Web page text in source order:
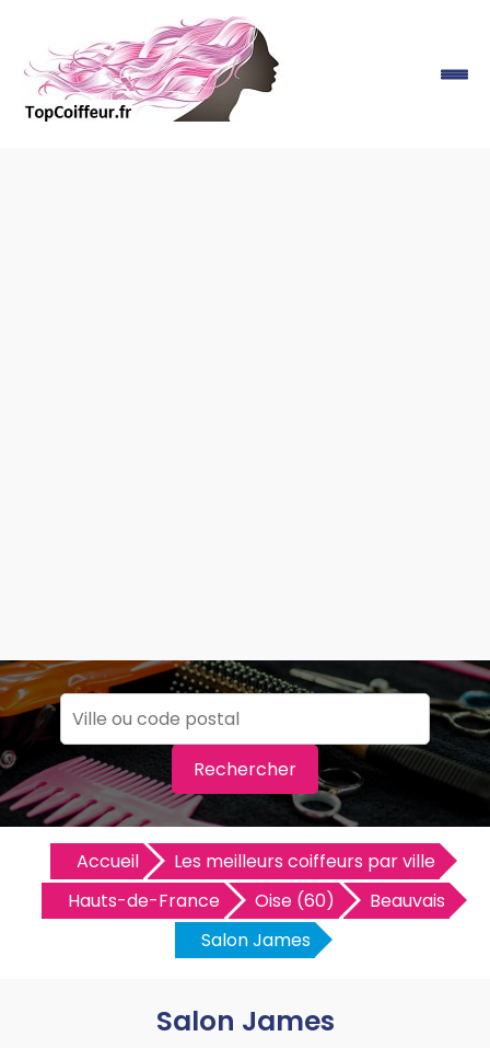
Rechercher
Accueil
Les meilleurs coiffeurs par ville
Hauts-de-France
Oise (60)
Beauvais
Salon James
Salon James